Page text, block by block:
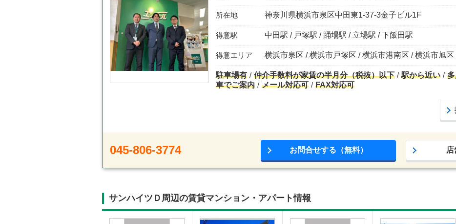
所在地 神奈川県横浜市泉区中田東1-37-3金子ビル1F
得意駅 中田駅 / 戸塚駅 / 踊場駅 / 立場駅 / 下飯田駅
得意エリア 横浜市泉区 / 横浜市戸塚区 / 横浜市港南区 / 横浜市旭区
駐車場有 仲介手数料が家賃の半月分（税抜）以下 駅から近い
車でご案内
メール対応可 FAX対応可
045-806-3774 お問合せする（無料）
サンハイツＤ周辺の賃貸マンション・アパート情報